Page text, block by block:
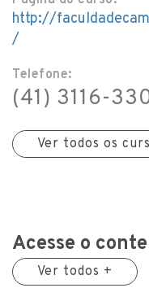
http://
/
Telefone:
(41) 3116-
Ver todos os
Acesse o
Ver todos +